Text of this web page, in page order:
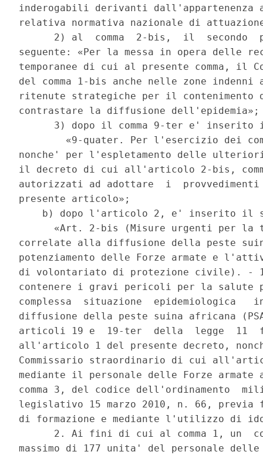
inderogabili derivanti dall'appartenenza
relativa normativa nazionale di
2) al  comma  2-bis,  il  secondo
seguente: «Per la messa in opera delle
temporanee di cui al presente comma, il
del comma 1-bis anche nelle zone
ritenute strategiche per il
contrastare la diffusione
3) dopo il comma 9-ter e' inserito
«9-quater. Per l'esercizio dei
nonche' per l'espletamento delle ulteriori
il decreto di cui all'articolo 2-bis,
autorizzati ad adottare  i
presente articolo»;
b) dopo l'articolo 2, e' inserito il
«Art. 2-bis (Misure urgenti per la
correlate alla diffusione della peste
potenziamento delle Forze armate e
di volontariato di protezione civile). -
contenere i gravi pericoli per la
complessa  situazione  epidemiologica
diffusione della peste suina africana
articoli 19 e  19-ter  della  legge  11
all'articolo 1 del presente decreto,
Commissario straordinario di cui
mediante il personale delle Forze
comma 3, del codice dell'ordinamento
legislativo 15 marzo 2010, n. 66,
di formazione e mediante l'utilizzo di
2. Ai fini di cui al comma 1, un
massimo di 177 unita' del personale